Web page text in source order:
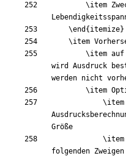
\item
\end { itemize}
\item
\item auf
wird Ausdruck
\item
\item
\item